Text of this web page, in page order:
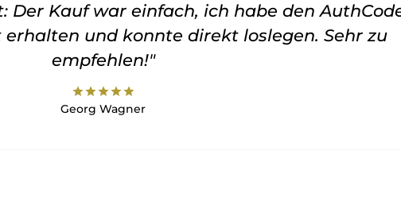
Der Kauf war einfach, ich habe den
und konnte direkt loslegen. Sehr zu
empfehlen!"
starstarstarstarstar
Georg Wagner